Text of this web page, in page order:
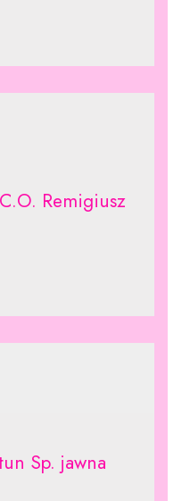
Remigiusz
Sp. jawna